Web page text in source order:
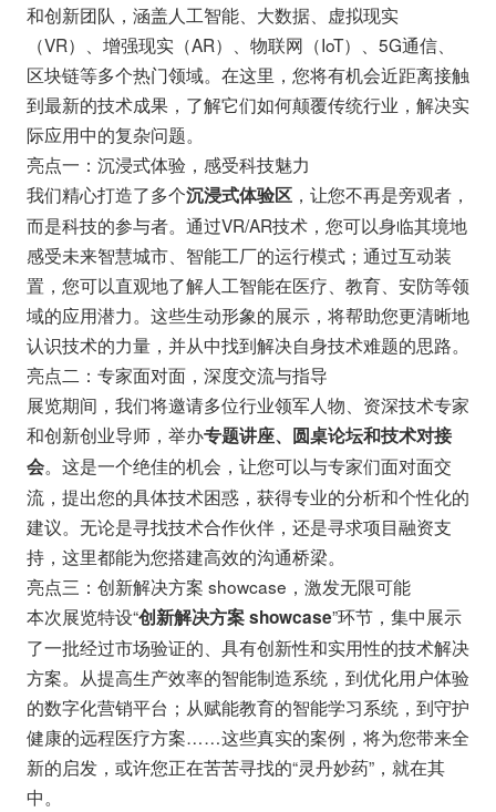
和创新团队，涵盖人工智能、大数据、虚拟现实
（VR）、增强现实（AR）、物联网（IoT）、5G通信、
区块链等多个热门领域。在这里，您将有机会近距离接触
到最新的技术成果，了解它们如何颠覆传统行业，解决实
际应用中的复杂问题。
亮点一：沉浸式体验，感受科技魅力
我们精心打造了多个沉浸式体验区，让您不再是旁观者，
而是科技的参与者。通过VR/AR技术，您可以身临其境地
感受未来智慧城市、智能工厂的运行模式；通过互动装
置，您可以直观地了解人工智能在医疗、教育、安防等领
域的应用潜力。这些生动形象的展示，将帮助您更清晰地
认识技术的力量，并从中找到解决自身技术难题的思路。
亮点二：专家面对面，深度交流与指导
展览期间，我们将邀请多位行业领军人物、资深技术专家
和创新创业导师，举办专题讲座、圆桌论坛和技术对接
会。这是一个绝佳的机会，让您可以与专家们面对面交
流，提出您的具体技术困惑，获得专业的分析和个性化的
建议。无论是寻找技术合作伙伴，还是寻求项目融资支
持，这里都能为您搭建高效的沟通桥梁。
亮点三：创新解决方案 showcase，激发无限可能
本次展览特设“创新解决方案 showcase”环节，集中展示
了一批经过市场验证的、具有创新性和实用性的技术解决
方案。从提高生产效率的智能制造系统，到优化用户体验
的数字化营销平台；从赋能教育的智能学习系统，到守护
健康的远程医疗方案……这些真实的案例，将为您带来全
新的启发，或许您正在苦苦寻找的“灵丹妙药”，就在其
中。